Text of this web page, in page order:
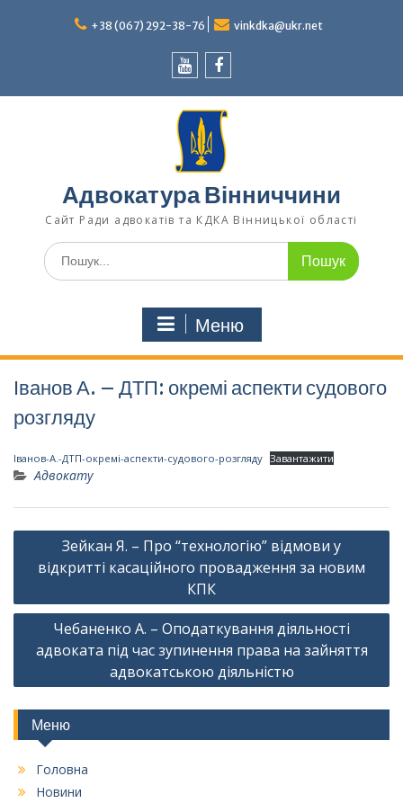
+38 (067) 292-38-76 vinkdka@ukr.net
Адвокатура Вінниччини
Сайт Ради адвокатів та КДКА Вінницької області
Шукати:
Меню
Іванов А. – ДТП: окремі аспекти судового
розгляду
Іванов-А.-ДТП-окремі-аспекти-судового-розгляду Завантажити
Адвокату
Навігація
записів
Зейкан Я. – Про “технологію” відмови у
відкритті касаційного провадження за новим
КПК
Чебаненко А. – Оподаткування діяльності
адвоката під час зупинення права на зайняття
адвокатською діяльністю
Меню
Головна
Новини